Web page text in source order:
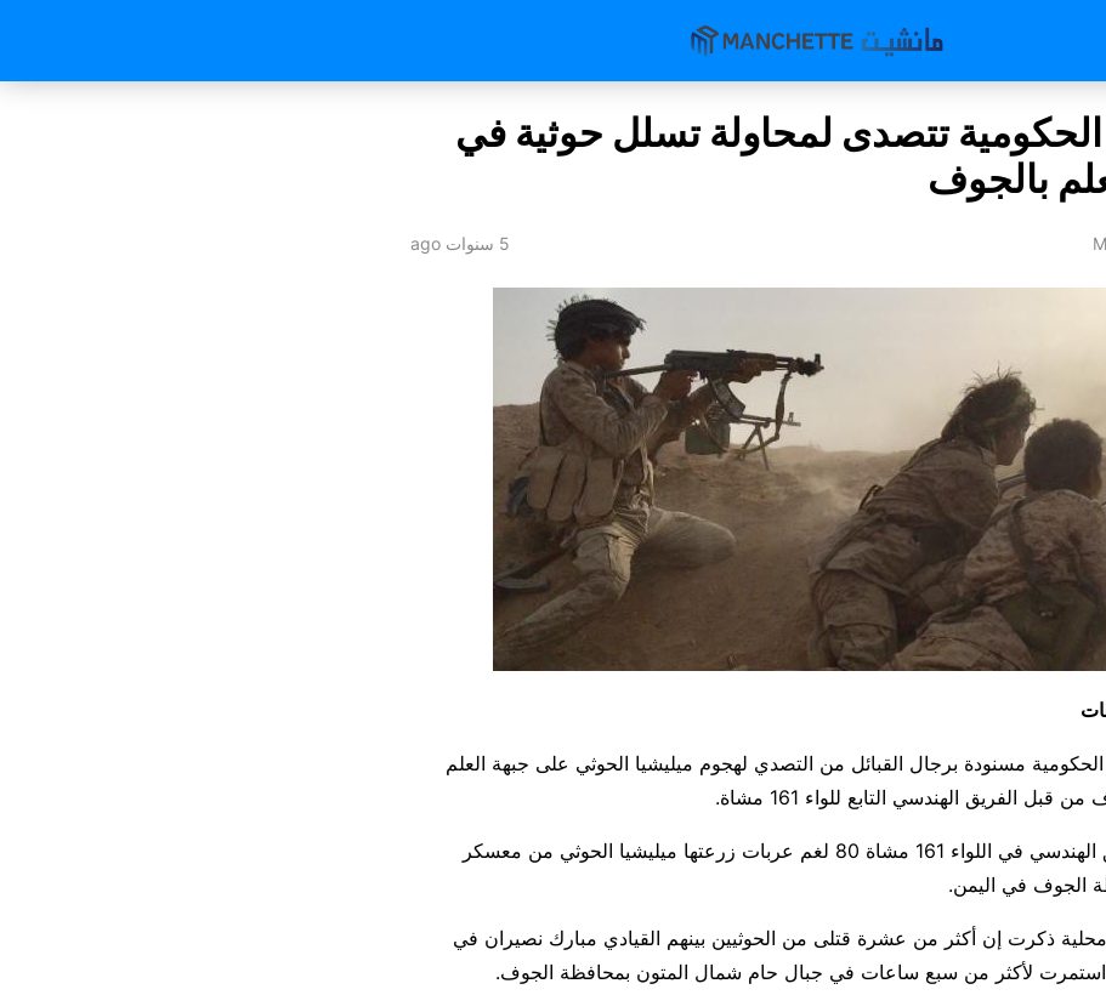
تتصدى لمحاولة تسلل حوثية في
بالجوف
5 سنوات ago
مسنودة برجال القبائل من التصدي لهجوم ميليشيا الحوثي على جبهة العلم
قبل الفريق الهندسي التابع للواء 161 مشاة.
كما نزع الفريق الهندسي في اللواء 161 مشاة 80 لغم عربات زرعتها ميليشيا الحوثي من معسكر
الجوف في اليمن.
ذكرت إن أكثر من عشرة قتلى من الحوثيين بينهم القيادي مبارك نصيران في
لأكثر من سبع ساعات في جبال حام شمال المتون بمحافظة الجوف.